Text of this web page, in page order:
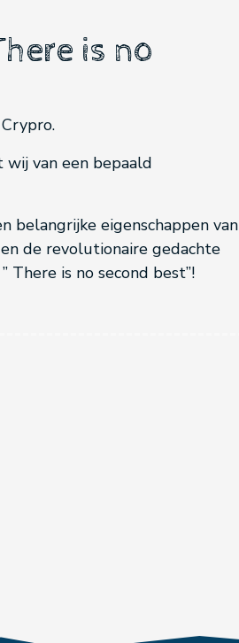
is no
van een bepaald
belangrijke eigenschappen van
de revolutionaire gedachte
There is no second best”!